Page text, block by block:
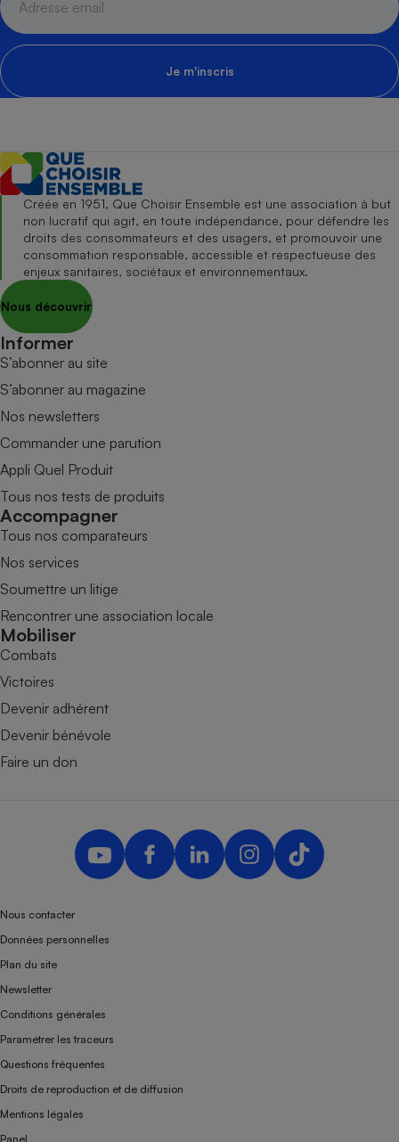
Je m'inscris
Créée en 1951, Que Choisir Ensemble est une association à but
non lucratif qui agit, en toute indépendance, pour défendre les
droits des consommateurs et des usagers, et promouvoir une
consommation responsable, accessible et respectueuse des
enjeux sanitaires, sociétaux et environnementaux.
Nous découvrir
Informer
S’abonner au site
S’abonner au magazine
Nos newsletters
Commander une parution
Appli Quel Produit
Tous nos tests de produits
Accompagner
Tous nos comparateurs
Nos services
Soumettre un litige
Rencontrer une association locale
Mobiliser
Combats
Victoires
Devenir adhérent
Devenir bénévole
Faire un don
Nous contacter
Données personnelles
Plan du site
Newsletter
Conditions générales
Paramétrer les traceurs
Questions fréquentes
Droits de reproduction et de diffusion
Mentions légales
Panel